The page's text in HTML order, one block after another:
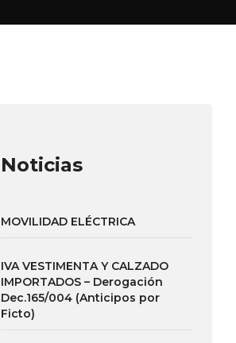
Noticias
MOVILIDAD ELÉCTRICA
IVA VESTIMENTA Y CALZADO
IMPORTADOS – Derogación
Dec.165/004 (Anticipos por
Ficto)